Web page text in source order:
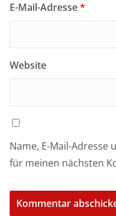
E-Mail-Adresse*
Website
Name, E-Mail-Adresse
für meinen nächsten